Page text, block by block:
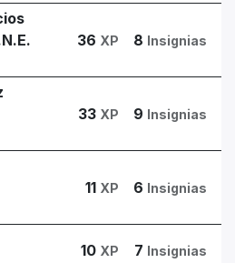
36 XP 8 Insignias
33 XP 9 Insignias
11 XP 6 Insignias
10 XP 7 Insignias